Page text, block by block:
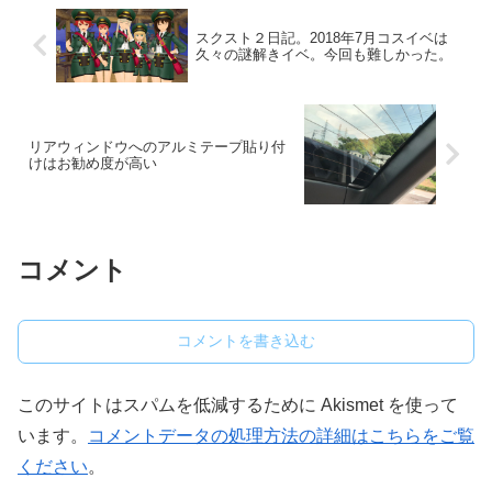
スクスト２日記。2018年7月コスイベは
久々の謎解きイベ。今回も難しかった。
リアウィンドウへのアルミテープ貼り付
けはお勧め度が高い
コメント
コメントを書き込む
このサイトはスパムを低減するために Akismet を使って
います。
コメントデータの処理方法の詳細はこちらをご覧
ください。